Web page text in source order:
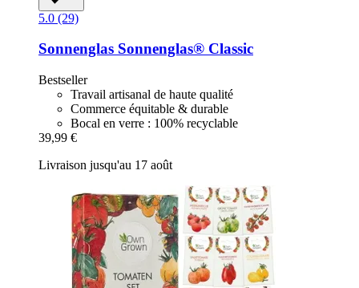
5.0 (29)
Sonnenglas Sonnenglas® Classic
Bestseller
Travail artisanal de haute qualité
Commerce équitable & durable
Bocal en verre : 100% recyclable
39,99 €
Livraison jusqu'au 17 août